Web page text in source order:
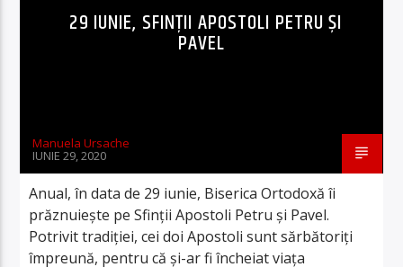
29 IUNIE, SFINȚII APOSTOLI PETRU ȘI
PAVEL
Manuela Ursache
IUNIE 29, 2020
Anual, în data de 29 iunie, Biserica Ortodoxă îi
prăznuiește pe Sfinții Apostoli Petru și Pavel.
Potrivit tradiției, cei doi Apostoli sunt sărbătoriți
împreună, pentru că și-ar fi încheiat viața